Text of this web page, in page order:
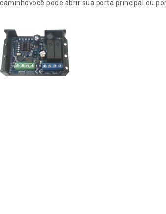
caminhovocê pode abrir sua porta principal ou